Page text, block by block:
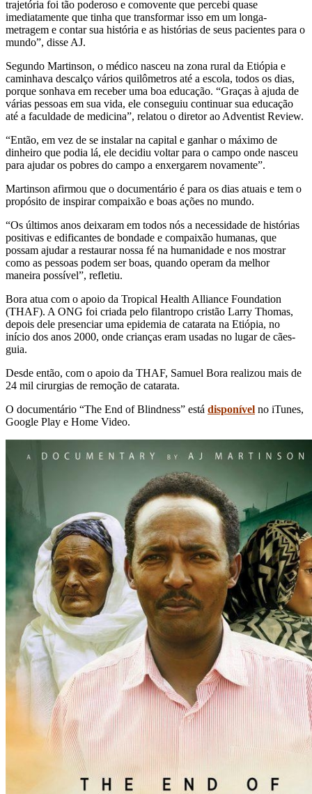
trajetória foi tão poderoso e comovente que percebi quase
imediatamente que tinha que transformar isso em um longa-
metragem e contar sua história e as histórias de seus pacientes para o
mundo”, disse AJ.
Segundo Martinson, o médico nasceu na zona rural da Etiópia e
caminhava descalço vários quilômetros até a escola, todos os dias,
porque sonhava em receber uma boa educação. “Graças à ajuda de
várias pessoas em sua vida, ele conseguiu continuar sua educação
até a faculdade de medicina”, relatou o diretor ao Adventist Review.
“Então, em vez de se instalar na capital e ganhar o máximo de
dinheiro que podia lá, ele decidiu voltar para o campo onde nasceu
para ajudar os pobres do campo a enxergarem novamente”.
Martinson afirmou que o documentário é para os dias atuais e tem o
propósito de inspirar compaixão e boas ações no mundo.
“Os últimos anos deixaram em todos nós a necessidade de histórias
positivas e edificantes de bondade e compaixão humanas, que
possam ajudar a restaurar nossa fé na humanidade e nos mostrar
como as pessoas podem ser boas, quando operam da melhor
maneira possível”, refletiu.
Bora atua com o apoio da Tropical Health Alliance Foundation
(THAF). A ONG foi criada pelo filantropo cristão Larry Thomas,
depois dele presenciar uma epidemia de catarata na Etiópia, no
início dos anos 2000, onde crianças eram usadas no lugar de cães-
guia.
Desde então, com o apoio da THAF, Samuel Bora realizou mais de
24 mil cirurgias de remoção de catarata.
O documentário “The End of Blindness” está disponível no iTunes,
Google Play e Home Video.